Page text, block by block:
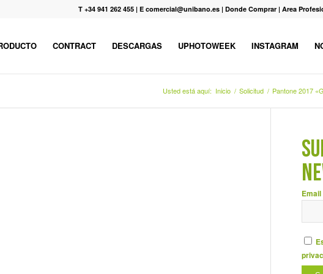
T +34 941 262 455 | E comercial@unibano.es | Donde Comprar | Area
CONTRACT DESCARGAS UPHOTOWEEK INSTAGRAM
Usted está aquí: Inicio / Solicitud / Pantone 2017
Email